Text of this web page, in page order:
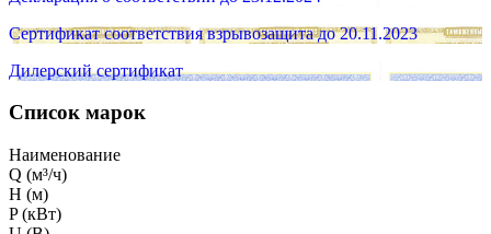
Сертификат соответствия взрывозащита до 20.11.2023
Дилерский сертификат
Список марок
Наименование
Q (м³/ч)
H (м)
P (кВт)